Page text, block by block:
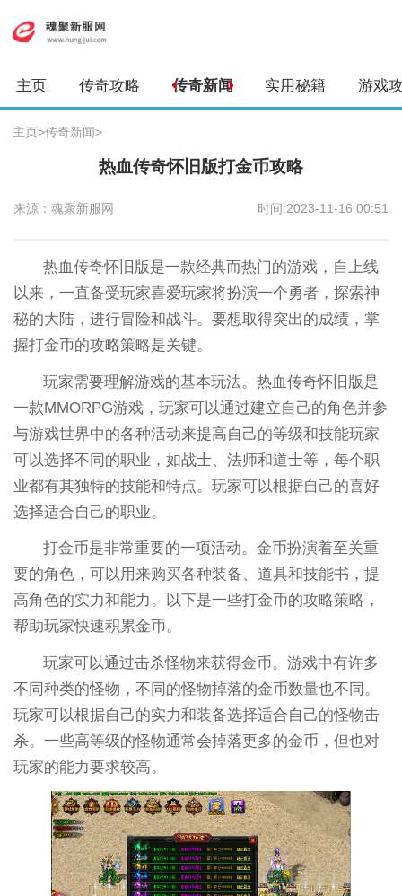
主页 传奇攻略 传奇新闻 实用秘籍 游戏
主页>传奇新闻>
热血传奇怀旧版打金币攻略
来源：魂聚新服网 时间:2023-11-16 00:51
热血传奇怀旧版是一款经典而热门的游戏，自上线
以来，一直备受玩家喜爱玩家将扮演一个勇者，探索神
秘的大陆，进行冒险和战斗。要想取得突出的成绩，掌
握打金币的攻略策略是关键。
玩家需要理解游戏的基本玩法。热血传奇怀旧版是
一款MMORPG游戏，玩家可以通过建立自己的角色并参
与游戏世界中的各种活动来提高自己的等级和技能玩家
可以选择不同的职业，如战士、法师和道士等，每个职
业都有其独特的技能和特点。玩家可以根据自己的喜好
选择适合自己的职业。
打金币是非常重要的一项活动。金币扮演着至关重
要的角色，可以用来购买各种装备、道具和技能书，提
高角色的实力和能力。以下是一些打金币的攻略策略，
帮助玩家快速积累金币。
玩家可以通过击杀怪物来获得金币。游戏中有许多
不同种类的怪物，不同的怪物掉落的金币数量也不同。
玩家可以根据自己的实力和装备选择适合自己的怪物击
杀。一些高等级的怪物通常会掉落更多的金币，但也对
玩家的能力要求较高。